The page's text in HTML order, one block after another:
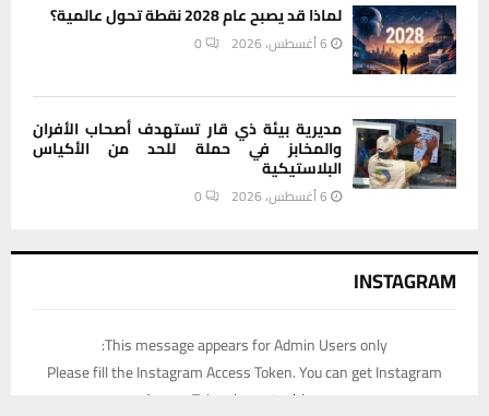
لماذا قد يصبح عام 2028 نقطة تحول عالمية؟
6 أغسطس، 2026 0
مديرية بيئة ذي قار تستهدف أصحاب الأفران
والمخابز في حملة للحد من الأكياس
البلاستيكية
6 أغسطس، 2026 0
INSTAGRAM
This message appears for Admin Users only:
Please fill the Instagram Access Token. You can get Instagram
Access Token by go to
this page